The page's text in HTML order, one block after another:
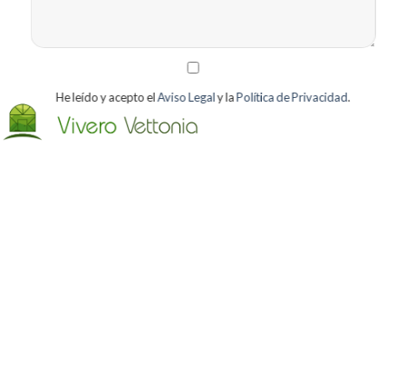
He leído y acepto elAviso Legaly laPolítica de Privacidad.
Acepto recibir la información que la entidad considere oportuno